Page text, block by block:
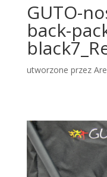
GUTO-
back-
utworzone przez